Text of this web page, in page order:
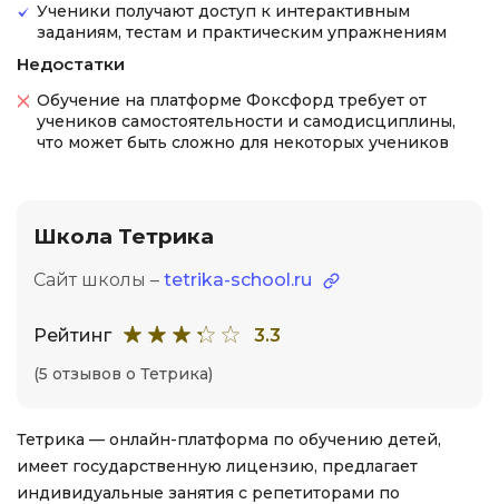
Ученики получают доступ к интерактивным
заданиям, тестам и практическим упражнениям
Недостатки
Обучение на платформе Фоксфорд требует от
учеников самостоятельности и самодисциплины,
что может быть сложно для некоторых учеников
Школа Тетрика
Сайт школы – tetrika-school.ru
Рейтинг 3.3
(5 отзывов о Тетрика)
Тетрика — онлайн-платформа по обучению детей,
имеет государственную лицензию, предлагает
индивидуальные занятия с репетиторами по